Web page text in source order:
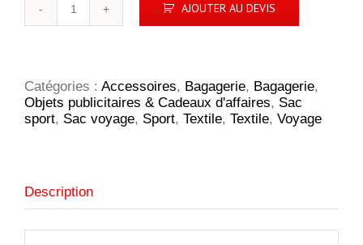
AJOUTER AU DEVIS
Catégories : Accessoires, Bagagerie, Bagagerie,
Objets publicitaires & Cadeaux d'affaires, Sac
sport, Sac voyage, Sport, Textile, Textile, Voyage
Description